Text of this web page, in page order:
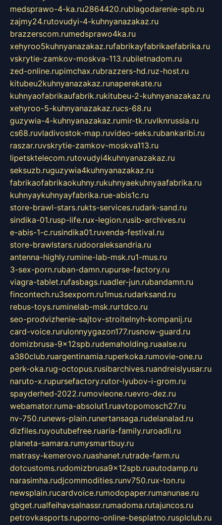
medsprawo-4-ka.ru2864420.rublagodarenie-spb.ru
zajmy24.rutovudyi-4-kuhnyanazakaz.ru
brazzerscom.rumedsprawo4ka.ru
xehyroo5kuhnyanazakaz.rufabrikayfabrikaefabrika.ru
vskrytie-zamkov-moskva-113.rubiletnadom.ru
zed-online.rupimchax.rubrazzers-hd.ruz-host.ru
kitubeu2kuhnyanazakaz.runaperekate.ru
kuhnyaofabrikaufabrik.rukitubeu-2-kuhnyanazakaz.ru
xehyroo-5-kuhnyanazakaz.rucs-68.ru
guzywia-4-kuhnyanazakaz.rumir-tk.ruvlknrussia.ru
cs68.ruvladivostok-map.ruvideo-seks.rubankaribi.ru
raszar.ruvskrytie-zamkov-moskva113.ru
lipetsktelecom.rutovudyi4kuhnyanazakaz.ru
seksuzb.ruguzywia4kuhnyanazakaz.ru
fabrikaofabrikaokuhny.rukuhnyaekuhnyaafabrika.ru
kuhnyaykuhnyayfabrika.rue-abis1c.ru
store-brawl-stars.rukts-services.rudark-sand.ru
sindika-01.rusp-life.rux-legion.rusib-archives.ru
e-abis-1-c.rusindika01.ruvenda-festival.ru
store-brawlstars.rudooraleksandria.ru
antenna-highly.rumine-lab-msk.ru1-mus.ru
3-sex-porn.ruban-damn.rupurse-factory.ru
viagra-tablet.rufasbags.ruadler-jun.rubandamn.ru
fincontech.ru3sexporn.ru1mus.rudarksand.ru
rebus-toys.ruminelab-msk.rurtdco.ru
seo-prodvizhenie-sajtov-stroitelnyh-kompanij.ru
card-voice.rurulonnyygazon177.rusnow-guard.ru
domizbrusa-9x12spb.rudemaholding.ruaalse.ru
a380club.ruargentinamia.ruperkoka.rumovie-one.ru
perk-oka.rug-octopus.rusibarchives.ruandreislyusar.ru
naruto-x.rupursefactory.rutor-lyubov-i-grom.ru
spayderhed-2022.rumovieone.ruevro-dez.ru
webamator.ruma-absolut1.ruavtopomosch27.ru
nv-750.runews-plain.runertansaga.rudelanalad.ru
dizfiles.ruyoutubefree.ruaria-family.ruroadli.ru
planeta-samara.rumysmartbuy.ru
matrasy-kemerovo.ruashanet.rutrade-farm.ru
dotcustoms.rudomizbrusa9x12spb.ruautodamp.ru
narasimha.rudjcommodities.runv750.rux-ton.ru
newsplain.rucardvoice.rumodopaper.rumanunae.ru
gbget.rualfeihavsalnassr.rumadoma.rutajuncos.ru
petrovkasports.ruporno-online-besplatno.rusplclub.ru